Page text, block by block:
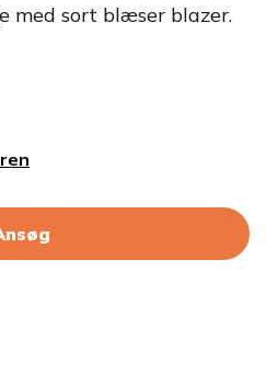
med sort blæser blazer.